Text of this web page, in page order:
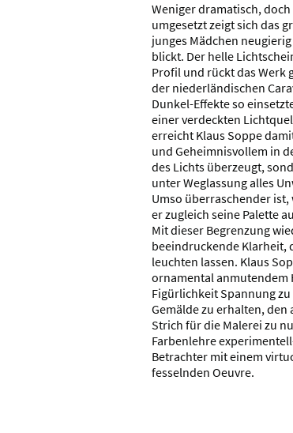
Weniger dramatisch,
umgesetzt zeigt sich das
junges Mädchen
blickt. Der helle
Profil und rückt das Werk
der niederländischen
Dunkel-Effekte so
einer verdeckten
erreicht Klaus Soppe
und Geheimnisvollem in
des Lichts überzeugt,
unter Weglassung alles
Umso überraschender
er zugleich seine Palette
Mit dieser Begrenzung
beeindruckende Klarheit,
leuchten lassen. Klaus
ornamental
Figürlichkeit Spannung
Gemälde zu erhalten,
Strich für die Malerei zu
Farbenlehre
Betrachter mit einem
fesselnden Oeuvre.